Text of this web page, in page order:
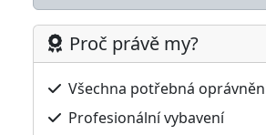
Proč právě my?
Všechna potřebná
Profesionální vybavení